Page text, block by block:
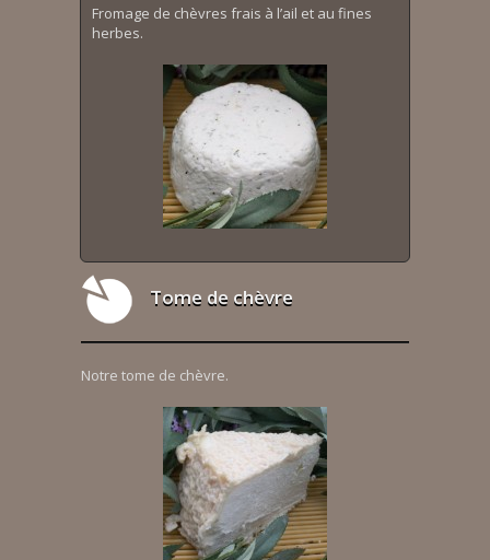
Fromage de chèvres frais à l’ail et au fines
herbes.
Tome de chèvre
Notre tome de chèvre.